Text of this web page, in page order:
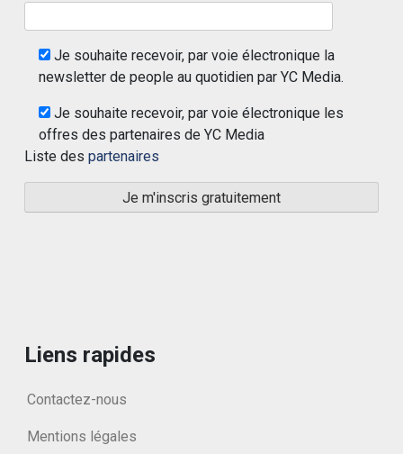
Je souhaite recevoir, par voie électronique la
newsletter de people au quotidien par YC Media.
Je souhaite recevoir, par voie électronique les
offres des partenaires de YC Media
Liste des partenaires
Liens rapides
Contactez-nous
Mentions légales